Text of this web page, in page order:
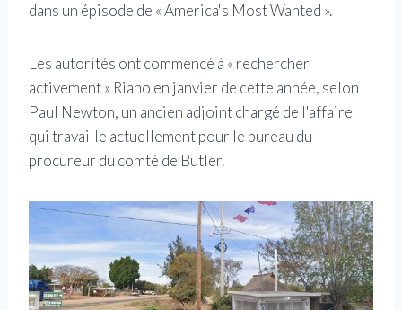
dans un épisode de « America's Most Wanted ».
Les autorités ont commencé à « rechercher
activement » Riano en janvier de cette année, selon
Paul Newton, un ancien adjoint chargé de l'affaire
qui travaille actuellement pour le bureau du
procureur du comté de Butler.